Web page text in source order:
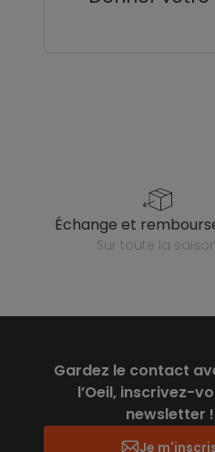
échange et
sur toute la
Gardez le contact
l’Oeil, inscrivez-
newsletter !
Je